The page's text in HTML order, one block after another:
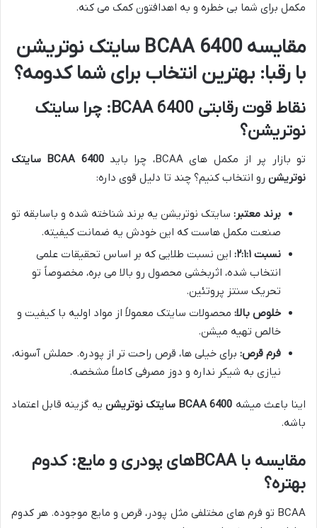
مکمل برای شما بی خطره و به اهدافتون کمک می کنه.
مقایسه BCAA 6400 سایتک نوتریشن
با رقبا: بهترین انتخاب برای شما کدومه؟
نقاط قوت رقابتی BCAA 6400: چرا سایتک
نوتریشن؟
تو بازار پر از مکمل های BCAA، چرا باید
BCAA 6400 سایتک
نوتریشن رو انتخاب کنیم؟ چند تا دلیل قوی داره:
برند معتبر: سایتک نوتریشن یه برند شناخته شده و باسابقه تو
صنعت مکمل هاست که این خودش یه ضمانت کیفیته.
نسبت ۲:۱:۱:
این نسبت طلایی که بر اساس تحقیقات علمی
انتخاب شده، اثربخشی محصول رو بالا می بره، مخصوصاً تو
تحریک سنتز پروتئین.
خلوص بالا: محصولات سایتک معمولاً از مواد اولیه با کیفیت و
خالص تهیه میشن.
فرم قرص: برای خیلی ها، قرص راحت تر از پودره. حملش آسونه،
نیازی به شیکر نداره و دوز مصرفی کاملاً مشخصه.
اینا باعث میشه BCAA 6400 سایتک نوتریشن
یه گزینه قابل اعتماد
باشه.
مقایسه با BCAAهای پودری و مایع: کدوم
بهتره؟
BCAA تو فرم های مختلفی مثل پودر، قرص و مایع موجوده. هر کدوم